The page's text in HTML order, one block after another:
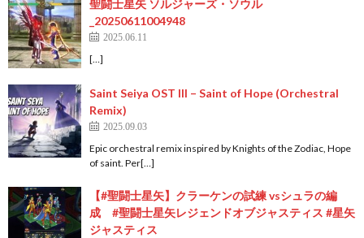
聖闘士星矢 ソルジャーズ・ソウル
_20250611004948
2025.06.11
[…]
Saint Seiya OST III – Saint of Hope (Orchestral
Remix)
2025.09.03
Epic orchestral remix inspired by Knights of the Zodiac, Hope
of saint. Per[…]
【#聖闘士星矢】クラーケンの試練 vsシュラの編
成 #聖闘士星矢レジェンドオブジャスティス #星矢
ジャスティス